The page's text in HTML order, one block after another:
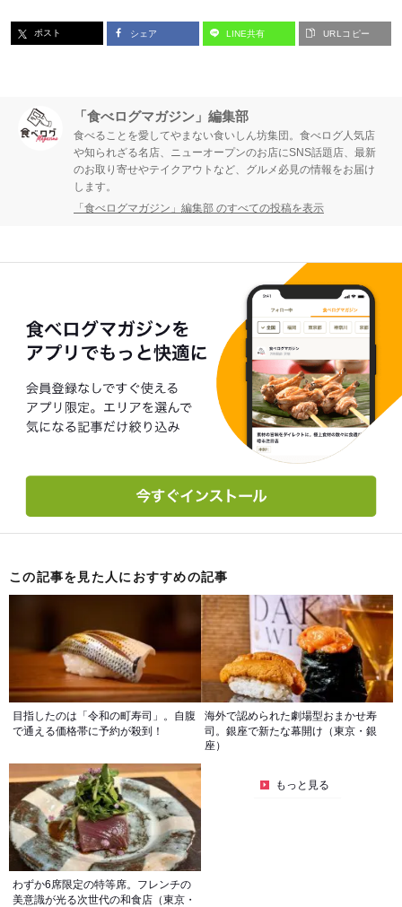
ジ ジ
ポスト シェア LINE共有 URLコピー
「食べログマガジン」編集部
食べることを愛してやまない食いしん坊集団。食べログ人気店
や知られざる名店、ニューオープンのお店にSNS話題店、最新
のお取り寄せやテイクアウトなど、グルメ必見の情報をお届け
します。
「食べログマガジン」編集部 のすべての投稿を表示
この記事を見た人におすすめの記事
目指したのは「令和の町寿司」。自腹
で通える価格帯に予約が殺到！
海外で認められた劇場型おまかせ寿
司。銀座で新たな幕開け（東京・銀
座）
わずか6席限定の特等席。フレンチの
美意識が光る次世代の和食店（東京・
もっと見る